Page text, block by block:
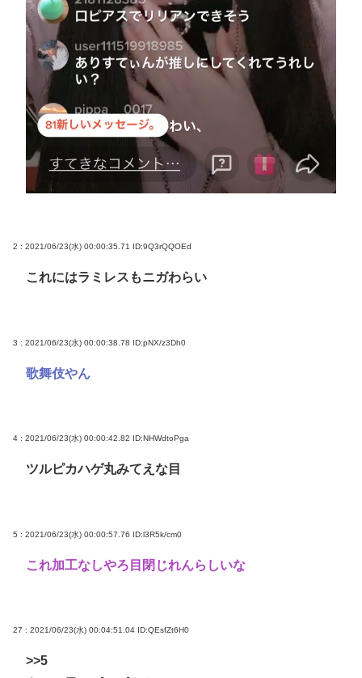
2 : 2021/06/23(水) 00:00:35.71 ID:9Q3rQQOEd
これにはラミレスもニガわらい
3 : 2021/06/23(水) 00:00:38.78 ID:pNX/z3Dh0
歌舞伎やん
4 : 2021/06/23(水) 00:00:42.82 ID:NHWdtoPga
ツルピカハゲ丸みてえな目
5 : 2021/06/23(水) 00:00:57.76 ID:l3R5k/cm0
これ加工なしやろ目閉じれんらしいな
27 : 2021/06/23(水) 00:04:51.04 ID:QEsfZt6H0
>>5